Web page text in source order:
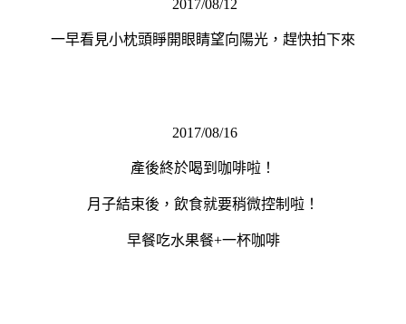
2017/08/12
一早看見小枕頭睜開眼睛望向陽光，趕快拍下來
2017/08/16
產後終於喝到咖啡啦！
月子結束後，飲食就要稍微控制啦！
早餐吃水果餐+一杯咖啡